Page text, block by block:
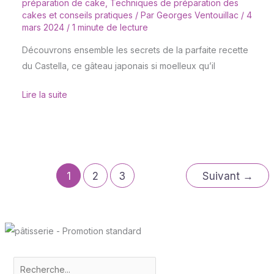
préparation de cake Techniques de préparation des
cakes et conseils pratiques / Par Georges Ventouillac / 4
mars 2024 / 1 minute de lecture
Découvrons ensemble les secrets de la parfaite recette
du Castella, ce gâteau japonais si moelleux qu’il
Lire la suite
1 2 3 Suivant →